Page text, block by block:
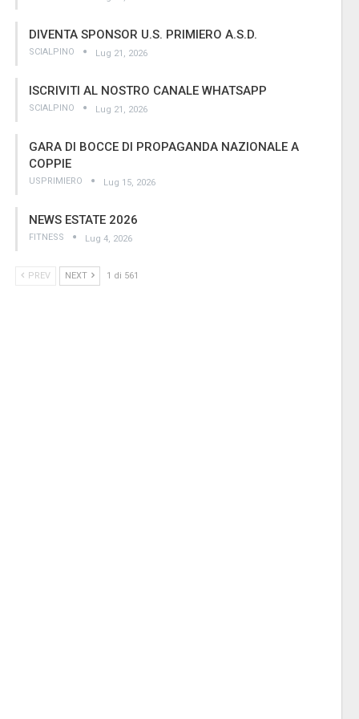
DIVENTA SPONSOR U.S. PRIMIERO A.S.D.
SCIALPINO Lug 21, 2026
ISCRIVITI AL NOSTRO CANALE WHATSAPP
SCIALPINO Lug 21, 2026
GARA DI BOCCE DI PROPAGANDA NAZIONALE A
COPPIE
USPRIMIERO Lug 15, 2026
NEWS ESTATE 2026
FITNESS Lug 4, 2026
PREV NEXT 1 di 561